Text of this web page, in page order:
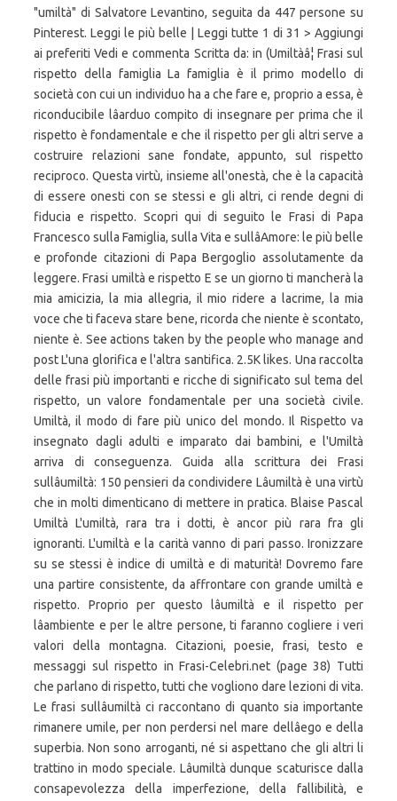
"umiltà" di Salvatore Levantino, seguita da 447 persone su
Pinterest. Leggi le più belle | Leggi tutte 1 di 31 > Aggiungi
ai preferiti Vedi e commenta Scritta da: in (Umiltàâ¦ Frasi sul
rispetto della famiglia La famiglia è il primo modello di
società con cui un individuo ha a che fare e, proprio a essa, è
riconducibile lâarduo compito di insegnare per prima che il
rispetto è fondamentale e che il rispetto per gli altri serve a
costruire relazioni sane fondate, appunto, sul rispetto
reciproco. Questa virtù, insieme all'onestà, che è la capacità
di essere onesti con se stessi e gli altri, ci rende degni di
fiducia e rispetto. Scopri qui di seguito le Frasi di Papa
Francesco sulla Famiglia, sulla Vita e sullâAmore: le più belle
e profonde citazioni di Papa Bergoglio assolutamente da
leggere. Frasi umiltà e rispetto E se un giorno ti mancherà la
mia amicizia, la mia allegria, il mio ridere a lacrime, la mia
voce che ti faceva stare bene, ricorda che niente è scontato,
niente è. See actions taken by the people who manage and
post L'una glorifica e l'altra santifica. 2.5K likes. Una raccolta
delle frasi più importanti e ricche di significato sul tema del
rispetto, un valore fondamentale per una società civile.
Umiltà, il modo di fare più unico del mondo. Il Rispetto va
insegnato dagli adulti e imparato dai bambini, e l'Umiltà
arriva di conseguenza. Guida alla scrittura dei Frasi
sullâumiltà: 150 pensieri da condividere Lâumiltà è una virtù
che in molti dimenticano di mettere in pratica. Blaise Pascal
Umiltà L'umiltà, rara tra i dotti, è ancor più rara fra gli
ignoranti. L'umiltà e la carità vanno di pari passo. Ironizzare
su se stessi è indice di umiltà e di maturità! Dovremo fare
una partire consistente, da affrontare con grande umiltà e
rispetto. Proprio per questo lâumiltà e il rispetto per
lâambiente e per le altre persone, ti faranno cogliere i veri
valori della montagna. Citazioni, poesie, frasi, testo e
messaggi sul rispetto in Frasi-Celebri.net (page 38) Tutti
che parlano di rispetto, tutti che vogliono dare lezioni di vita.
Le frasi sullâumiltà ci raccontano di quanto sia importante
rimanere umile, per non perdersi nel mare dellâego e della
superbia. Non sono arroganti, né si aspettano che gli altri li
trattino in modo speciale. Lâumiltà dunque scaturisce dalla
consapevolezza della imperfezione, della fallibilità, e